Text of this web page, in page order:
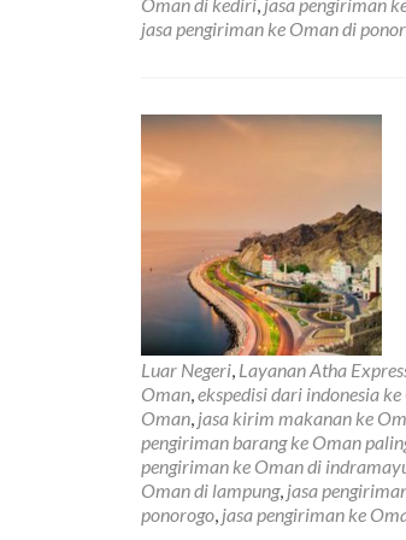
jasa pengiriman ke Oman di
Luar Negeri, Layanan Atha
Oman,ekspedisi dari indonesia
Oman, jasa kirim makanan ke
pengiriman barang ke Oman
pengiriman ke Oman di
Oman di lampung, jasa
ponorogo, jasa pengiriman ke